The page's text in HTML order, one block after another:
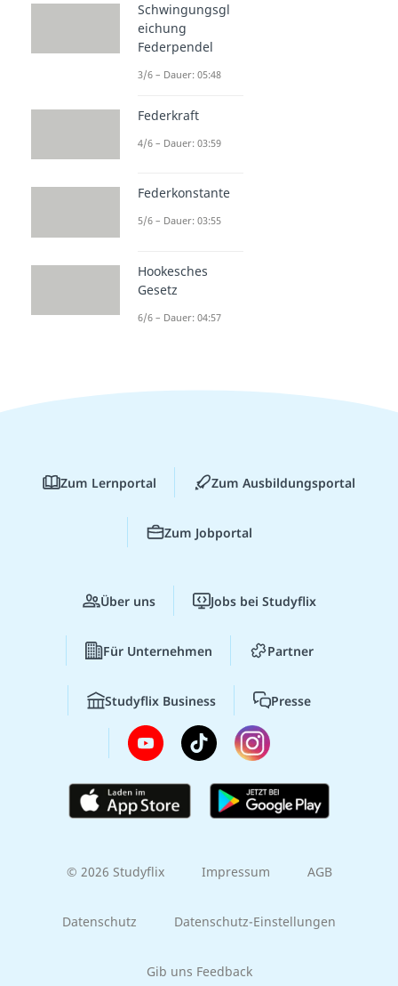
Schwingungsgl
eichung
Federpendel
3/6 – Dauer: 05:48
Federkraft
4/6 – Dauer: 03:59
Federkonstante
5/6 – Dauer: 03:55
Hookesches
Gesetz
6/6 – Dauer: 04:57
Zum Lernportal Zum Ausbildungsportal
Zum Jobportal
Über uns Jobs bei Studyflix
Für Unternehmen Partner
Studyflix Business Presse
© 2026 Studyflix Impressum AGB
Datenschutz Datenschutz-Einstellungen
Gib uns Feedback